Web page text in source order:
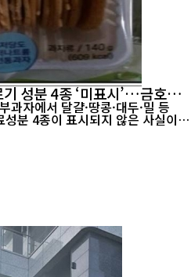
성분 4종 ‘미표시’…금호제
과자에서 달걀·땅콩·대두·밀 등
분 4종이 표시되지 않은 사실이
치부하
르기가 있는 소비자가 제품 표시
알레르기 반응을 겪을 수 있기
혈압 저하를 동반하...